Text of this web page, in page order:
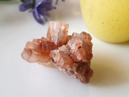
ADICIONAR
OS
FAVORITOS